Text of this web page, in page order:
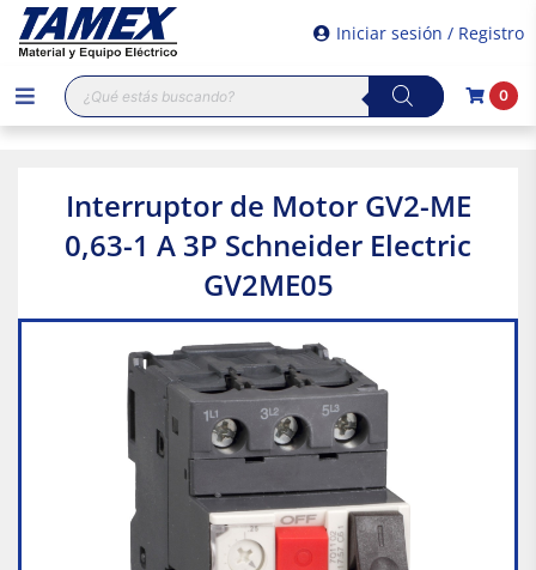
Iniciar sesión / Registro
Búsqueda
de
productos
0
Interruptor de Motor GV2-ME
0,63-1 A 3P Schneider Electric
GV2ME05